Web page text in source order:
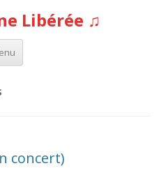
Libérée ♫
Aller au contenu
concert)